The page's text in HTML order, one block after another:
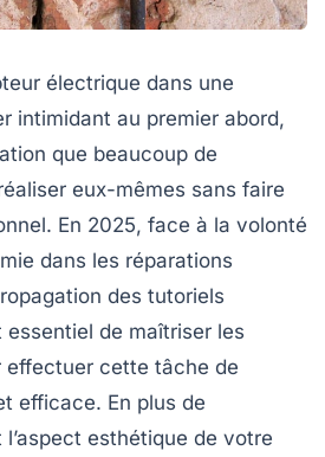
électrique dans une
intimidant au premier abord,
que beaucoup de
eux-mêmes sans faire
En 2025, face à la volonté
dans les réparations
des tutoriels
de maîtriser les
effectuer cette tâche de
efficace. En plus de
esthétique de votre